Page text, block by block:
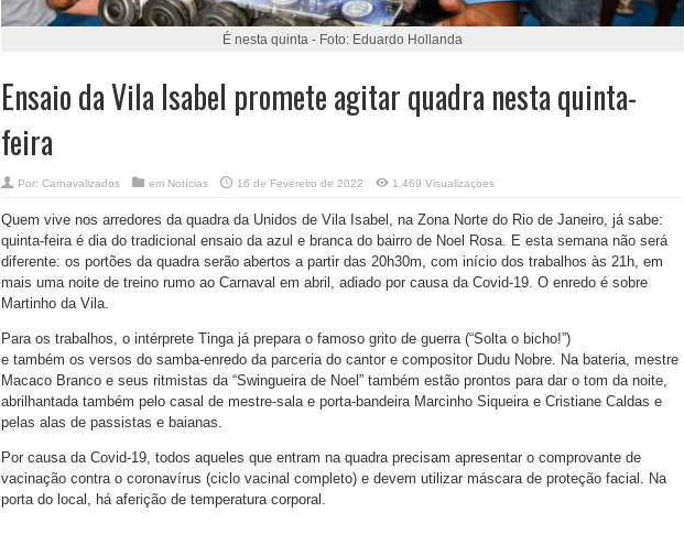
É nesta quinta - Foto: Eduardo Hollanda
Ensaio da Vila Isabel promete agitar quadra nesta quinta-
feira
Por: Carnavalizados em Notícias 16 de Fevereiro de 2022 1,469 Visualizaçoes
Quem vive nos arredores da quadra da Unidos de Vila Isabel, na Zona Norte do Rio de Janeiro, já sabe:
quinta-feira é dia do tradicional ensaio da azul e branca do bairro de Noel Rosa. E esta semana não será
diferente: os portões da quadra serão abertos a partir das 20h30m, com início dos trabalhos às 21h, em
mais uma noite de treino rumo ao Carnaval em abril, adiado por causa da Covid-19. O enredo é sobre
Martinho da Vila.
Para os trabalhos, o intérprete Tinga já prepara o famoso grito de guerra (“Solta o bicho!”)
e também os versos do samba-enredo da parceria do cantor e compositor Dudu Nobre. Na bateria, mestre
Macaco Branco e seus ritmistas da “Swingueira de Noel” também estão prontos para dar o tom da noite,
abrilhantada também pelo casal de mestre-sala e porta-bandeira Marcinho Siqueira e Cristiane Caldas e
pelas alas de passistas e baianas.
Por causa da Covid-19, todos aqueles que entram na quadra precisam apresentar o comprovante de
vacinação contra o coronavírus (ciclo vacinal completo) e devem utilizar máscara de proteção facial. Na
porta do local, há aferição de temperatura corporal.